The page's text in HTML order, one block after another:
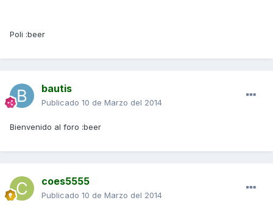
Poli :beer
bautis
Publicado 10 de Marzo del 2014
Bienvenido al foro :beer
coes5555
Publicado 10 de Marzo del 2014